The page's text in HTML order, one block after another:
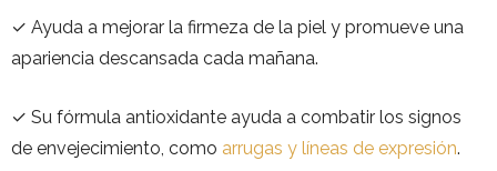
✓ Ayuda a mejorar la firmeza de la piel y promueve una
apariencia descansada cada mañana.
✓ Su fórmula antioxidante ayuda a combatir los signos
de envejecimiento, como arrugas y líneas de expresión.